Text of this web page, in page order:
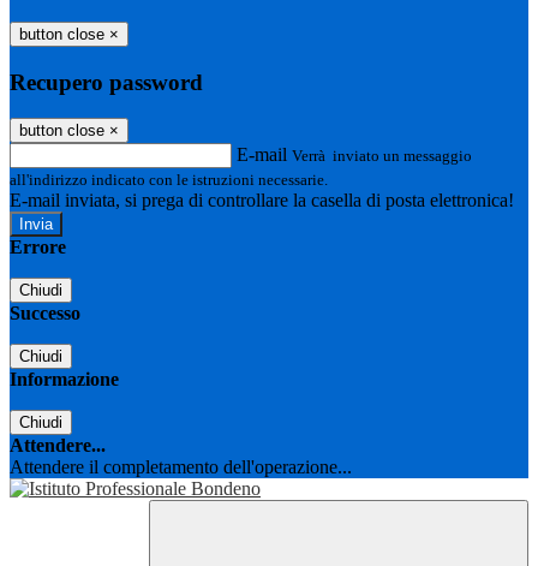
button close ×
Recupero password
button close ×
E-mail Verrà inviato un messaggio
all'indirizzo indicato con le istruzioni necessarie.
E-mail inviata, si prega di controllare la casella di posta elettronica!
Errore
Chiudi
Successo
Chiudi
Informazione
Chiudi
Attendere...
Attendere il completamento dell'operazione...